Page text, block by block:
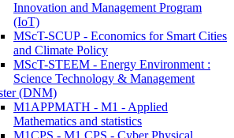
Innovation and Management Program
(IoT)
MScT-SCUP - Economics for Smart Cities
and Climate Policy
MScT-STEEM - Energy Environment :
Science Technology & Management
(DNM)
M1APPMATH - M1 - Applied
Mathematics and statistics
M1CPS - M1 CPS - Cyber Physical